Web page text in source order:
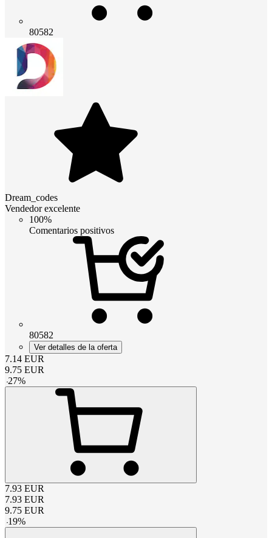
80582
Dream_codes
Vendedor excelente
100%
Comentarios positivos
80582
Ver detalles de la oferta
7.14 EUR
9.75 EUR
-27%
7.93 EUR
7.93 EUR
9.75 EUR
-19%